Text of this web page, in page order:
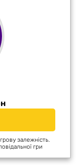
залежність.
гри